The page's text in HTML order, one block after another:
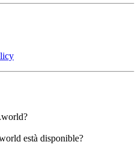
està disponible?